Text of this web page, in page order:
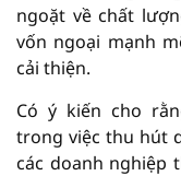
ngoặt về chất
vốn ngoại mạnh
cải thiện.
Có ý kiến cho
trong việc thu hút
các doanh nghiệp